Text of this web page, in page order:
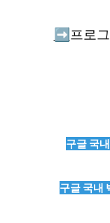
➡️ 프로
구글 국
구글 국내